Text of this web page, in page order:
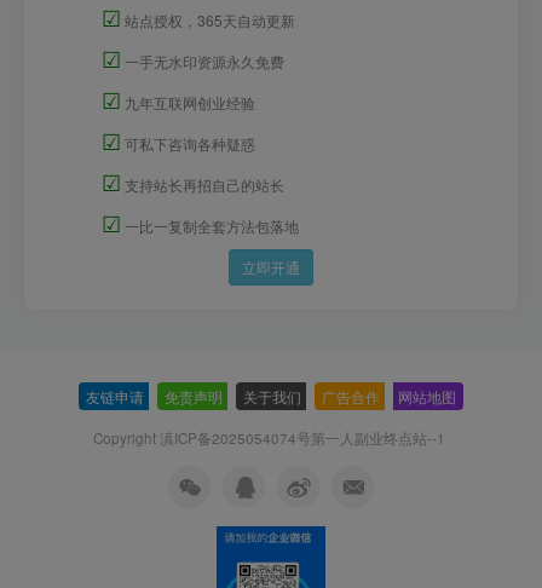
☑ 站点授权，365天自动更新
☑ 一手无水印资源永久免费
☑ 九年互联网创业经验
☑ 可私下咨询各种疑惑
☑ 支持站长再招自己的站长
☑ 一比一复制全套方法包落地
立即开通
友链申请 免责声明 关于我们 广告合作 网站地图
Copyright 滇ICP备2025054074号第一人副业终点站--1